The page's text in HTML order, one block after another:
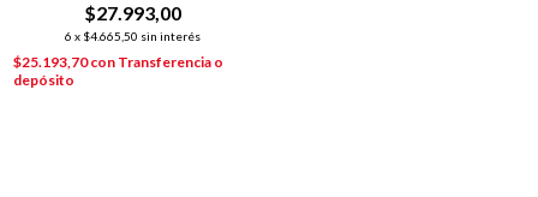
$27.993,00
6 x $4.665,50 sin interés
$25.193,70con Transferencia o
depósito